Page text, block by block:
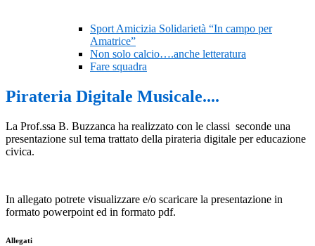
Sport Amicizia Solidarietà “In campo per
Amatrice”
Non solo calcio….anche letteratura
Fare squadra
Pirateria Digitale Musicale....
La Prof.ssa B. Buzzanca ha realizzato con le classi seconde una
presentazione sul tema trattato della pirateria digitale per educazione
civica.
In allegato potrete visualizzare e/o scaricare la presentazione in
formato powerpoint ed in formato pdf.
Allegati